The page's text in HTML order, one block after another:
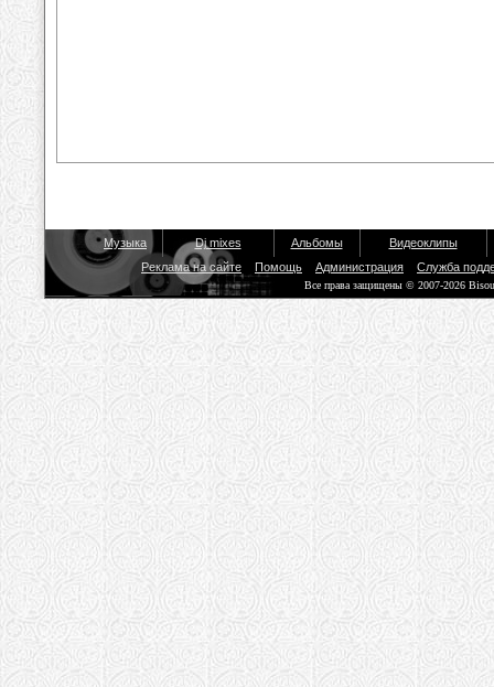
Музыка Dj mixes Альбомы
Видеоклипы
Реклама на сайте
Помощь Администрация Служба
Все права защищены © 2007-2026